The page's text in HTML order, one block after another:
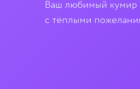
Ваш любимый кумир
с тёплыми